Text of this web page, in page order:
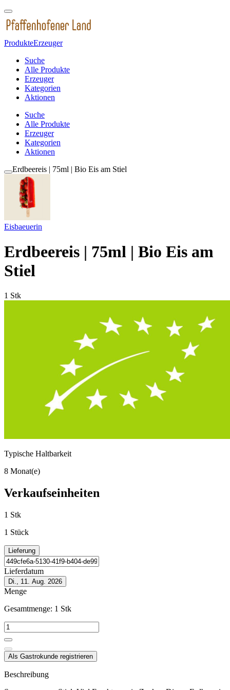
ProdukteErzeuger
Suche
Alle Produkte
Erzeuger
Kategorien
Aktionen
Suche
Alle Produkte
Erzeuger
Kategorien
Aktionen
Erdbeereis | 75ml | Bio Eis am Stiel
Eisbaeuerin
Erdbeereis | 75ml | Bio Eis am
Stiel
1 Stk
Typische Haltbarkeit
8 Monat(e)
Verkaufseinheiten
1 Stk
1 Stück
Lieferung
Lieferdatum
Di., 11. Aug. 2026
Menge
Gesamtmenge: 1 Stk
Als Gastrokunde registrieren
Beschreibung